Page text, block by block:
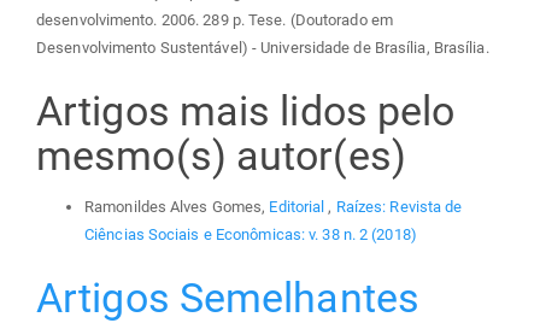
desenvolvimento. 2006. 289 p. Tese. (Doutorado em
Desenvolvimento Sustentável) - Universidade de Brasília, Brasília.
Artigos mais lidos pelo
mesmo(s) autor(es)
Ramonildes Alves Gomes, Editorial , Raízes: Revista de
Ciências Sociais e Econômicas: v. 38 n. 2 (2018)
Artigos Semelhantes